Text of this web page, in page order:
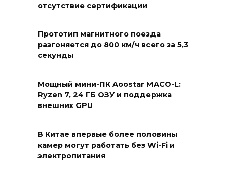
отсутствие сертификации
Прототип магнитного поезда
разгоняется до 800 км/ч всего за 5,3
секунды
Мощный мини-ПК Aoostar MACO-L:
Ryzen 7, 24 ГБ ОЗУ и поддержка
внешних GPU
В Китае впервые более половины
камер могут работать без Wi-Fi и
электропитания